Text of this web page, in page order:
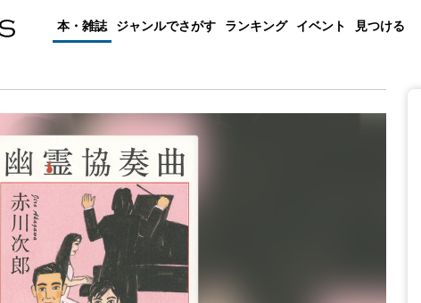
本・雑誌 ジャンルでさがす ランキング イベント 見つける